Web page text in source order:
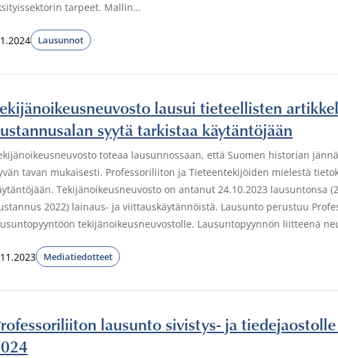
tarpeet. Mallin…
Lausunnot
lausui tieteellisten
syytä tarkistaa käytäntöjään
toteaa lausunnossaan, että Suomen historian
tavan mukaisesti. Professoriliiton ja Tieteentekijöiden mielestä
Tekijänoikeusneuvosto on antanut 24.10.2023 lausuntonsa
2022) lainaus- ja viittauskäytännöistä. Lausunto perustuu
tekijänoikeusneuvostolle. Lausuntopyynnön liitteenä
Mediatiedotteet
lausunto sivistys- ja